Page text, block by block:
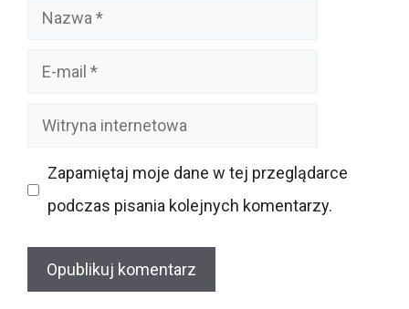
Nazwa
Witryna
Zapamiętaj moje dane w tej przeglądarce
podczas pisania kolejnych komentarzy.